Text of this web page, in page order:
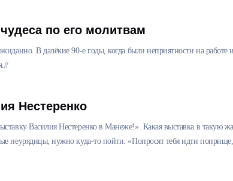
по его молитвам
В далёкие 90-е годы, когда были неприятности на работе
Нестеренко
Василия Нестеренко в Манеже!». Какая выставка в такую
неурядицы, нужно куда-то пойти. «Попросят тебя идти